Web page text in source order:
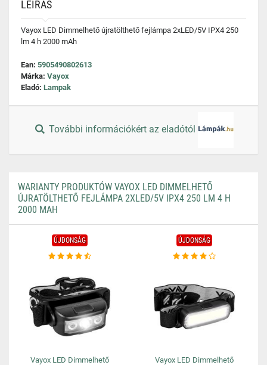
LEÍRÁS
Vayox LED Dimmelhető újratölthető fejlámpa 2xLED/5V IPX4 250
lm 4 h 2000 mAh
Ean: 5905490802613
Márka: Vayox
Eladó: Lampak
További információkért az eladótól
WARIANTY PRODUKTÓW VAYOX LED DIMMELHETŐ
ÚJRATÖLTHETŐ FEJLÁMPA 2XLED/5V IPX4 250 LM 4 H
2000 MAH
ÚJDONSÁG
Vayox LED Dimmelhető
ÚJDONSÁG
Vayox LED Dimmelhető